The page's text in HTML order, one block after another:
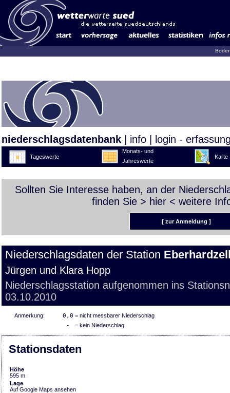
niederschlagsdatenbank info login -
Tageswerte
Monats- und
Jahreswerte
Karte
Sollten Sie Interesse haben, an der
finden Sie > hier < weitere
[ zur Anmeldung ]
Niederschlagsdaten der Station
Jürgen und Klara Hopp
Niederschlagsstation aufgenommen ins
03.10.2010
Anmerkung: 0,0 = nicht messbarer Niederschlag
- = kein Niederschlag
Stationsdaten
Höhe
595 m
Lage
Auf Google Maps ansehen